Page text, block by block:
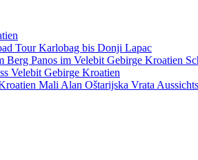
Tour Karlobag bis Donji Lapac
Berg Panos im Velebit Gebirge Kroatien
Velebit Gebirge Kroatien
Mali Alan Oštarijska Vrata